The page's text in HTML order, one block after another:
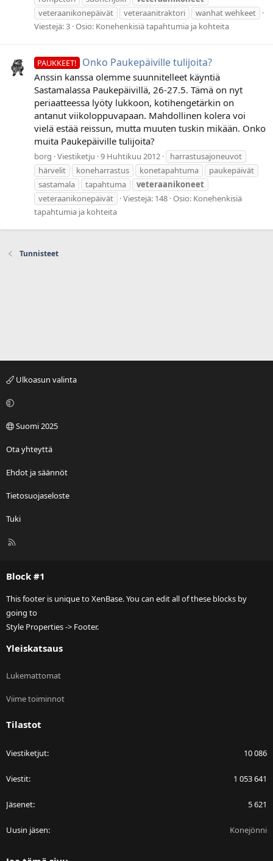
veteraanikonepäivät
veteraanitraktori
wanhat wehkeet
Viestejä: 3 Osio: Konehenkisiä tapahtumia ja kohteita
PAUKKEET! Onko Paukepäiville tulijoita?
Anssin kanssa olemme suunnitelleet käyntiä
Sastamalassa Paukepäivillä, 26-27.5. Tämä on nyt
periaatteessa lyöty lukkoon, kotihengetärkin on
antanut viikoloppuvapaan. Mahdollinen kolera voi
vielä estää reissun, mutta muuten tuskin mikään. Onko
muita Paukepäiville tulijoita?
borg Viestiketju 9 Huhtikuu 2012
harrastusajoneuvot
härvelit
koneharrastus konetapahtuma
paukepäivät
sastamala
tapahtuma
veteraanikoneet
veteraanikonepäivät
Viestejä: 148 Osio: Konehenkisiä
tapahtumia ja kohteita
Tunnisteet
Ulkoasun valinta
Suomi 2025
Ota yhteyttä
Ehdot ja säännöt
Tietosuojaseloste
Tuki
R
Block #1
This footer is unique to XenBase. You can edit all of these blocks by
going to
Style Properties -> Footer.
Yleiskatsaus
Lukemattomat
Viime toiminnot
Tilastot
Viestiketjut 10 086
Viestit 1 053 641
Jäsenet 5 621
Uusin jäsen Konejönni